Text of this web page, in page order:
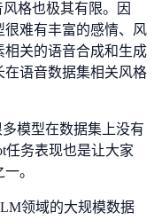
风格也极其有限。因
很难有丰富的感情、风
关的语音合成和生成
语音数据集相关风格
模型在数据集上没有
任务表现也是让大家
。
领域的大规模数据